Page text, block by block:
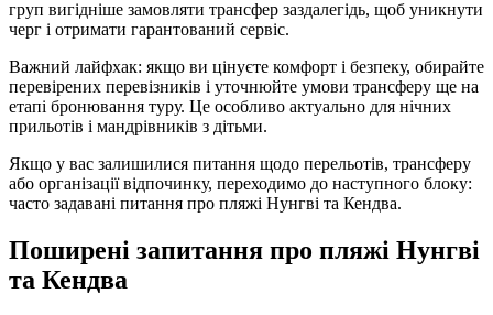
груп вигідніше замовляти трансфер заздалегідь, щоб уникнути
черг і отримати гарантований сервіс.
Важний лайфхак: якщо ви цінуєте комфорт і безпеку, обирайте
перевірених перевізників і уточнюйте умови трансферу ще на
етапі бронювання туру. Це особливо актуально для нічних
прильотів і мандрівників з дітьми.
Якщо у вас залишилися питання щодо перельотів, трансферу
або організації відпочинку, переходимо до наступного блоку:
часто задавані питання про пляжі Нунгві та Кендва.
Поширені запитання про пляжі Нунгві
та Кендва